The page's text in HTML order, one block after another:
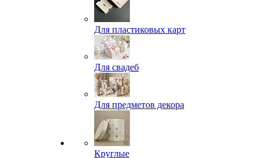
Для пластиковых карт
Для свадеб
Для предметов декора
Круглые